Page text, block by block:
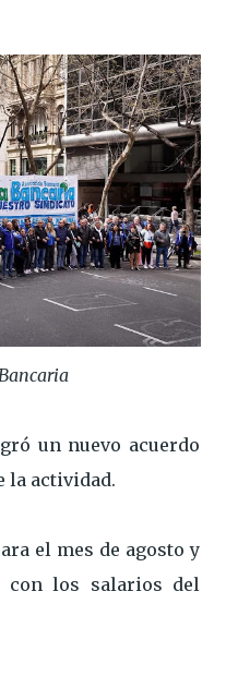
un nuevo acuerdo
la actividad.
el mes de agosto y
con los salarios del